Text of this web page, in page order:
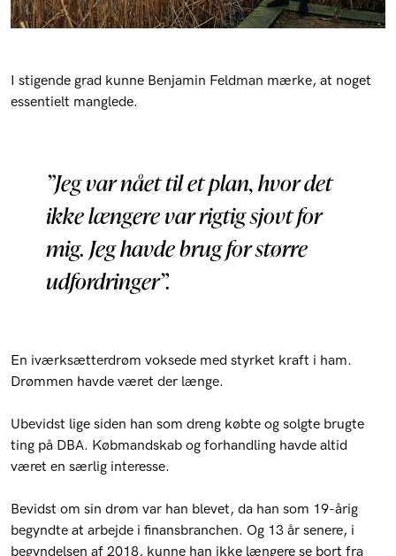
I stigende grad kunne Benjamin Feldman mærke, at noget
essentielt manglede.
”Jeg var nået til et plan, hvor det
ikke længere var rigtig sjovt for
mig. Jeg havde brug for større
udfordringer”.
En iværksætterdrøm voksede med styrket kraft i ham.
Drømmen havde været der længe.
Ubevidst lige siden han som dreng købte og solgte brugte
ting på DBA. Købmandskab og forhandling havde altid
været en særlig interesse.
Bevidst om sin drøm var han blevet, da han som 19-årig
begyndte at arbejde i finansbranchen. Og 13 år senere, i
begyndelsen af 2018, kunne han ikke længere se bort fra